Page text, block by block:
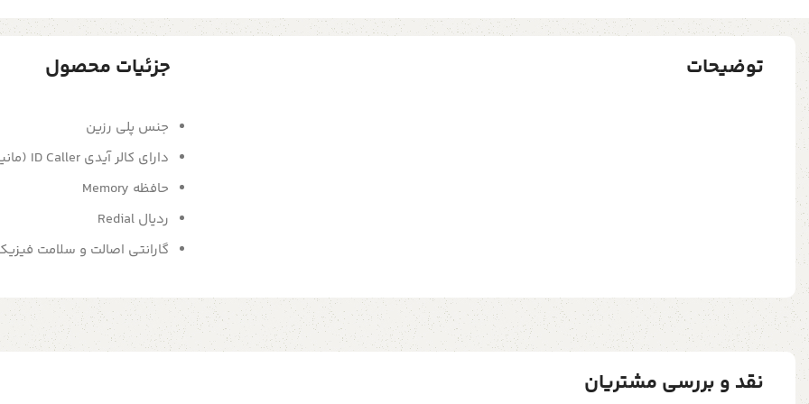
توضیحات جزئیات محصول
جنس پلی رزین
دارای کالر آیدی ID Caller (مانیتورینگ اطلاعات افراد تماس گیرنده)،
حافظه Memory
ردیال Redial
گارانتی اصالت و سلامت
نقد و بررسی مشتریان